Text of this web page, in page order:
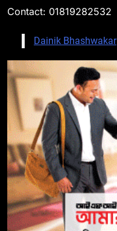
Contact: 01819282532
Dainik Bhashwakar